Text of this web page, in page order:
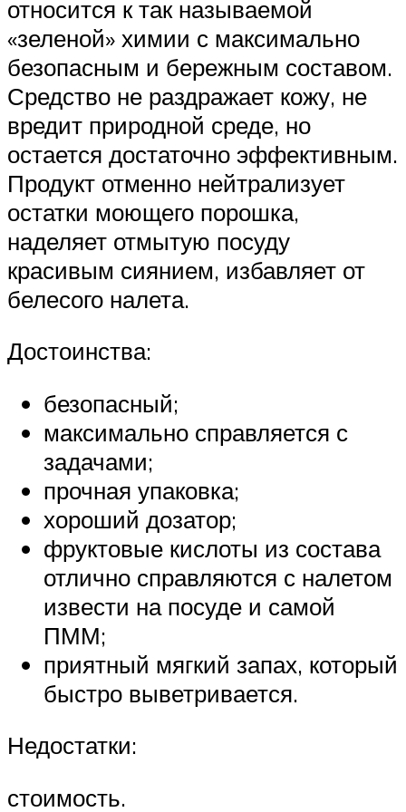
относится к так называемой
«зеленой» химии с максимально
безопасным и бережным составом.
Средство не раздражает кожу, не
вредит природной среде, но
остается достаточно эффективным.
Продукт отменно нейтрализует
остатки моющего порошка,
наделяет отмытую посуду
красивым сиянием, избавляет от
белесого налета.
Достоинства:
безопасный;
максимально справляется с
задачами;
прочная упаковка;
хороший дозатор;
фруктовые кислоты из состава
отлично справляются с налетом
извести на посуде и самой
ПММ;
приятный мягкий запах, который
быстро выветривается.
Недостатки:
стоимость.